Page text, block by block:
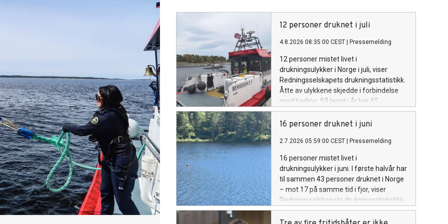
12 personer druknet i juli
4.8.2026 08:35:00 CEST Pressemelding
12 personer mistet livet i
drukningsulykker i Norge i juli, viser
Redningsselskapets drukningsstatistikk.
Åtte av ulykkene skjedde i forbindelse
med bading. Så langt i år har 55
personer druknet, noe som er seks flere
enn i hele 2025.
16 personer druknet i juni
2.7.2026 05:59:00 CEST Pressemelding
16 personer mistet livet i
drukningsulykker i juni. I første halvår har
til sammen 43 personer druknet i Norge
– mot 17 på samme tid i fjor, viser
Redningsselskapets drukningsstatistikk.